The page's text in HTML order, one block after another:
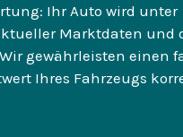
Ihr Auto wird unter
Marktdaten und
gewährleisten einen
Ihres Fahrzeugs